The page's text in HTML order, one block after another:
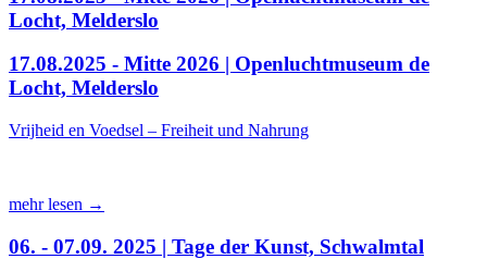
Locht, Melderslo
17.08.2025 - Mitte 2026 | Openluchtmuseum de
Locht, Melderslo
Vrijheid en Voedsel – Freiheit und Nahrung
mehr lesen →
06. - 07.09. 2025 | Tage der Kunst, Schwalmtal